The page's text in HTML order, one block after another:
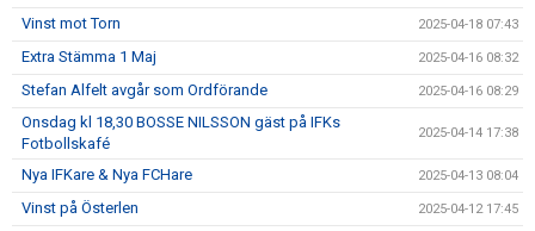
Vinst mot Torn 2025-04-18 07:43
Extra Stämma 1 Maj 2025-04-16 08:32
Stefan Alfelt avgår som Ordförande 2025-04-16 08:29
Onsdag kl 18,30 BOSSE NILSSON gäst på IFKs
Fotbollskafé
2025-04-14 17:38
Nya IFKare & Nya FCHare 2025-04-13 08:04
Vinst på Österlen 2025-04-12 17:45